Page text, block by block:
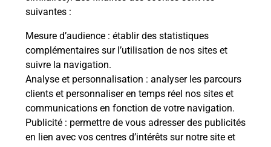
suivantes :
Mesure d’audience : établir des statistiques
complémentaires sur l’utilisation de nos sites et
suivre la navigation.
Analyse et personnalisation : analyser les parcours
clients et personnaliser en temps réel nos sites et
communications en fonction de votre navigation.
Publicité : permettre de vous adresser des publicités
en lien avec vos centres d’intérêts sur notre site et
Prochaine collecte du courriersamedià 08h00
1 Place De La Mairie
52140 Sarrey
Itinéraire
Le lien s'ouvre dans un nouvel onglet